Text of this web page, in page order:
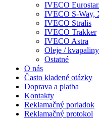
IVECO
IVECO S-Way,
IVECO Stralis
IVECO Trakker
IVECO Astra
Oleje / kvapaliny
Ostatné
O nás
Často kladené otázky
Doprava a platba
Kontakty
Reklamačný poriadok
Reklamačný protokol